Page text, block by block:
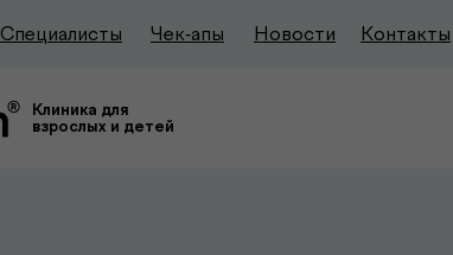
Специалисты Чек-апы Новости Контакты
Клиника для
взрослых и детей